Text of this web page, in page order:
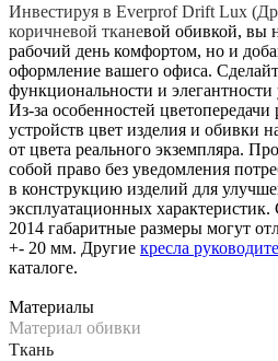
Инвестируя в Everprof Drift Lux
коричневой тканевой обивкой, вы
рабочий день комфортом, но и
оформление вашего офиса.
функциональности и элегантности
Из-за особенностей
устройств цвет изделия и обивки
от цвета реального экземпляра.
собой право без уведомления
в конструкцию изделий для
эксплуатационных
2014 габаритные размеры могут
+- 20 мм. Другие кресла
каталоге.
Материалы
Материал обивки
Ткань